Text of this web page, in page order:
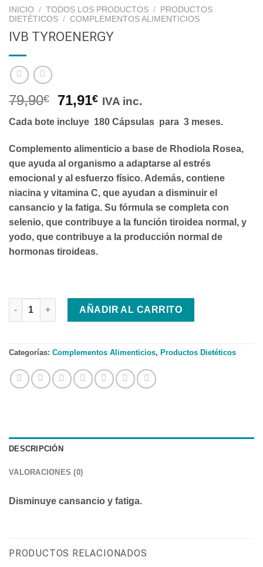
INICIO / TODOS LOS PRODUCTOS /
PRODUCTOS
DIETÉTICOS / COMPLEMENTOS ALIMENTICIOS
IVB TYROENERGY
79,90€ 71,91€ IVA inc.
Cada bote incluye 180 Cápsulas para 3 meses.
Complemento alimenticio a base de Rhodiola Rosea,
que ayuda al organismo a adaptarse al estrés
emocional y al esfuerzo físico. Además, contiene
niacina y vitamina C, que ayudan a disminuir el
cansancio y la fatiga. Su fórmula se completa con
selenio, que contribuye a la función tiroidea normal, y
yodo, que contribuye a la producción normal de
hormonas tiroideas.
IVB TYROENERGY cantidad
AÑADIR AL CARRITO
Categorías: Complementos Alimenticios, Productos Dietéticos
DESCRIPCIÓN
VALORACIONES (0)
Disminuye cansancio y fatiga.
PRODUCTOS RELACIONADOS